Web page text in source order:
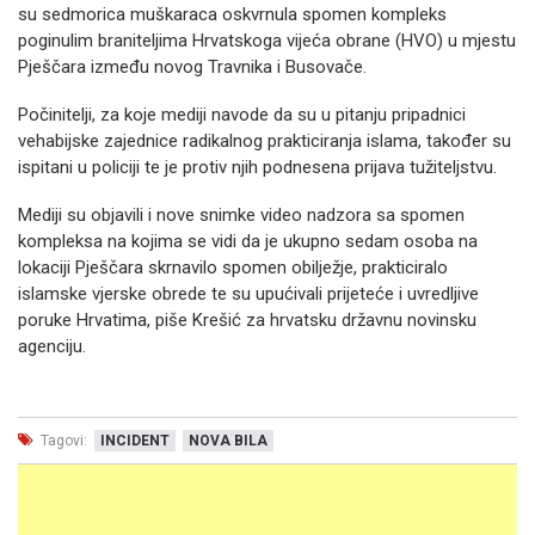
su sedmorica muškaraca oskvrnula spomen kompleks
poginulim braniteljima Hrvatskoga vijeća obrane (HVO) u mjestu
Pješčara između novog Travnika i Busovače.
Počinitelji, za koje mediji navode da su u pitanju pripadnici
vehabijske zajednice radikalnog prakticiranja islama, također su
ispitani u policiji te je protiv njih podnesena prijava tužiteljstvu.
Mediji su objavili i nove snimke video nadzora sa spomen
kompleksa na kojima se vidi da je ukupno sedam osoba na
lokaciji Pješčara skrnavilo spomen obilježje, prakticiralo
islamske vjerske obrede te su upućivali prijeteće i uvredljive
poruke Hrvatima, piše Krešić za hrvatsku državnu novinsku
agenciju.
Tagovi: INCIDENT NOVA BILA